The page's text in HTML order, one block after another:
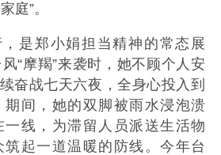
庭”。
是郑小娟担当精神的常态展
“摩羯”来袭时，她不顾个人安
奋战七天六夜，全身心投入到
间，她的双脚被雨水浸泡溃
线，为滞留人员派送生活物
起一道温暖的防线。今年台